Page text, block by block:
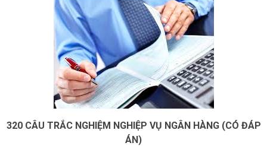
320 CÂU TRẮC NGHIỆM NGHIỆP VỤ NGÂN HÀNG (CÓ ĐÁP
ÁN)